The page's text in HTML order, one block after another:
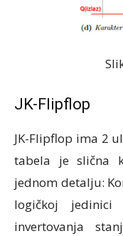
JK-Flipflop
JK-Flipflop ima 2
tabela je slična
jednom detalju:
logičkoj
invertovanja